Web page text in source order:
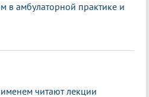
в амбулаторной практике и
читают лекции